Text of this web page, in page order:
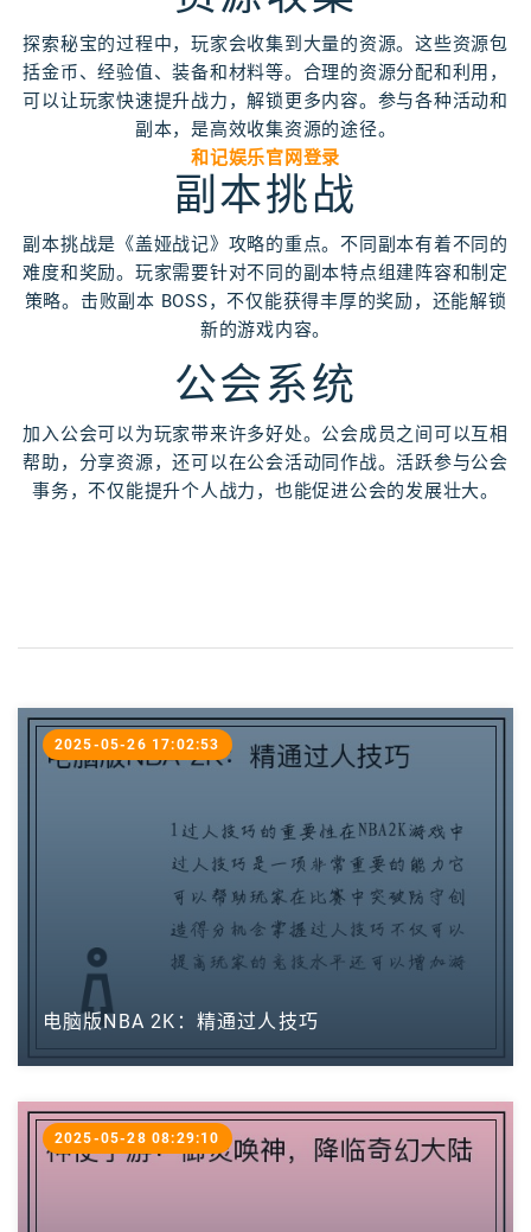
探索秘宝的过程中，玩家会收集到大量的资源。这些资源包
括金币、经验值、装备和材料等。合理的资源分配和利用，
可以让玩家快速提升战力，解锁更多内容。参与各种活动和
副本，是高效收集资源的途径。
和记娱乐官网登录
副本挑战
副本挑战是《盖娅战记》攻略的重点。不同副本有着不同的
难度和奖励。玩家需要针对不同的副本特点组建阵容和制定
策略。击败副本 BOSS，不仅能获得丰厚的奖励，还能解锁
新的游戏内容。
公会系统
加入公会可以为玩家带来许多好处。公会成员之间可以互相
帮助，分享资源，还可以在公会活动同作战。活跃参与公会
事务，不仅能提升个人战力，也能促进公会的发展壮大。
电脑版NBA 2K：精通过人技巧
2025-05-26 17:02:53
2025-05-28 08:29:10